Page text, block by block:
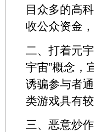
目众多的高
收公众资金
二、打着元
宇宙”概念，
诱骗参与者
类游戏具有
三、恶意炒作